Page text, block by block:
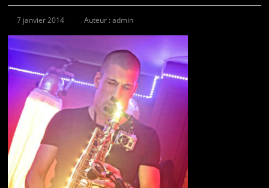
7 janvier 2014 Auteur :admin